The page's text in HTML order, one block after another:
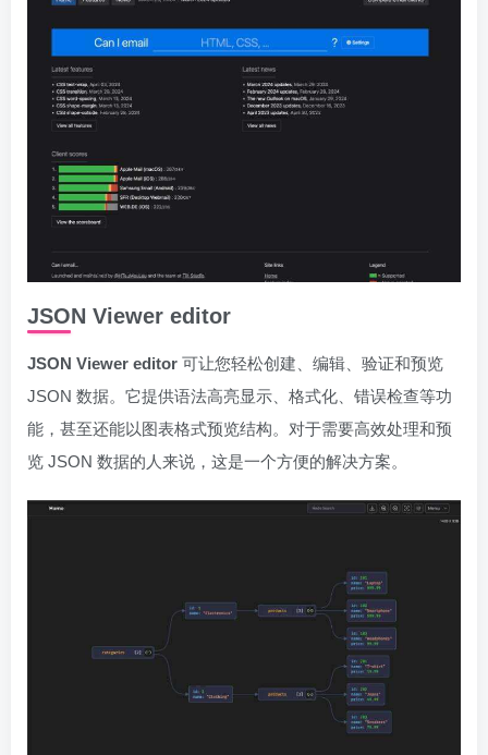
JSON Viewer editor
JSON Viewer editor 可让您轻松创建、编辑、验证和预览
JSON 数据。它提供语法高亮显示、格式化、错误检查等功
能，甚至还能以图表格式预览结构。对于需要高效处理和预
览 JSON 数据的人来说，这是一个方便的解决方案。